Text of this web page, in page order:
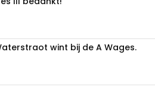
wint bij de A Wages.